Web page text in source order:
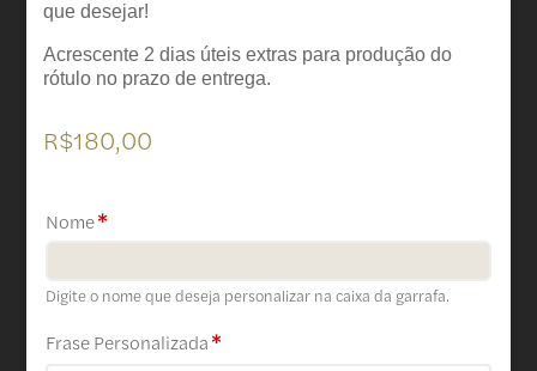
que desejar!
Acrescente 2 dias úteis extras para produção do
rótulo no prazo de entrega.
R$180,00
Nome*
Digite o nome que deseja personalizar na caixa da garrafa.
Frase Personalizada*